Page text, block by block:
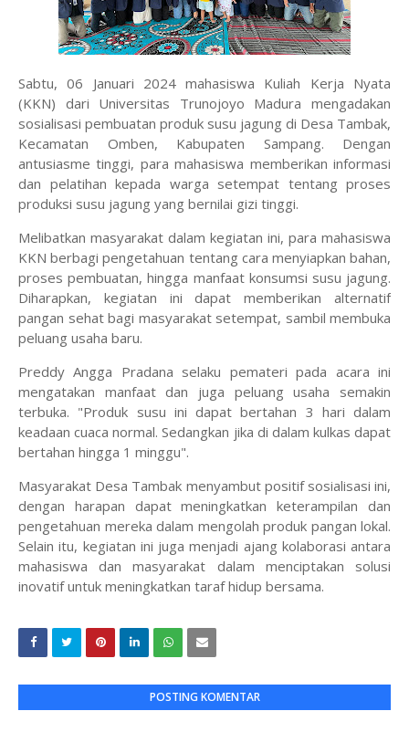
Sabtu, 06 Januari 2024 mahasiswa Kuliah Kerja Nyata
(KKN) dari Universitas Trunojoyo Madura mengadakan
sosialisasi pembuatan produk susu jagung di Desa Tambak,
Kecamatan Omben, Kabupaten Sampang. Dengan
antusiasme tinggi, para mahasiswa memberikan informasi
dan pelatihan kepada warga setempat tentang proses
produksi susu jagung yang bernilai gizi tinggi.
Melibatkan masyarakat dalam kegiatan ini, para mahasiswa
KKN berbagi pengetahuan tentang cara menyiapkan bahan,
proses pembuatan, hingga manfaat konsumsi susu jagung.
Diharapkan, kegiatan ini dapat memberikan alternatif
pangan sehat bagi masyarakat setempat, sambil membuka
peluang usaha baru.
Preddy Angga Pradana selaku pemateri pada acara ini
mengatakan manfaat dan juga peluang usaha semakin
terbuka. "Produk susu ini dapat bertahan 3 hari dalam
keadaan cuaca normal. Sedangkan jika di dalam kulkas dapat
bertahan hingga 1 minggu".
Masyarakat Desa Tambak menyambut positif sosialisasi ini,
dengan harapan dapat meningkatkan keterampilan dan
pengetahuan mereka dalam mengolah produk pangan lokal.
Selain itu, kegiatan ini juga menjadi ajang kolaborasi antara
mahasiswa dan masyarakat dalam menciptakan solusi
inovatif untuk meningkatkan taraf hidup bersama.
POSTING KOMENTAR